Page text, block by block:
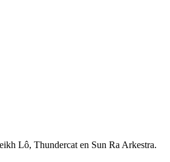
Lô, Thundercat en Sun Ra Arkestra.